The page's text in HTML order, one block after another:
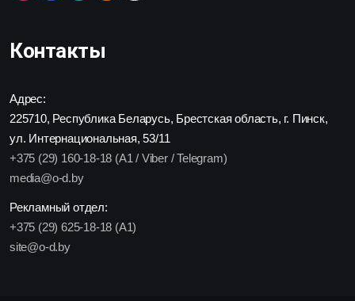
Контакты
Адрес:
225710, Республика Беларусь, Брестская область, г. Пинск,
ул. Интернациональная, 53/11
+375 (29) 160-18-18 (A1 / Viber / Telegram)
media@o-d.by
Рекламный отдел:
+375 (29) 625-18-18 (A1)
site@o-d.by